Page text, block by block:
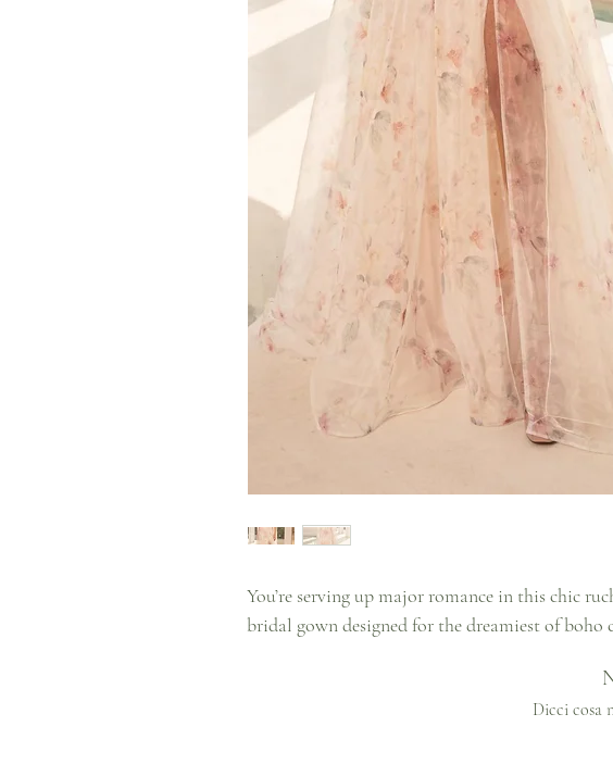
You’re serving up major romance in this chic
bridal gown designed for the dreamiest of boho
Dicci cosa